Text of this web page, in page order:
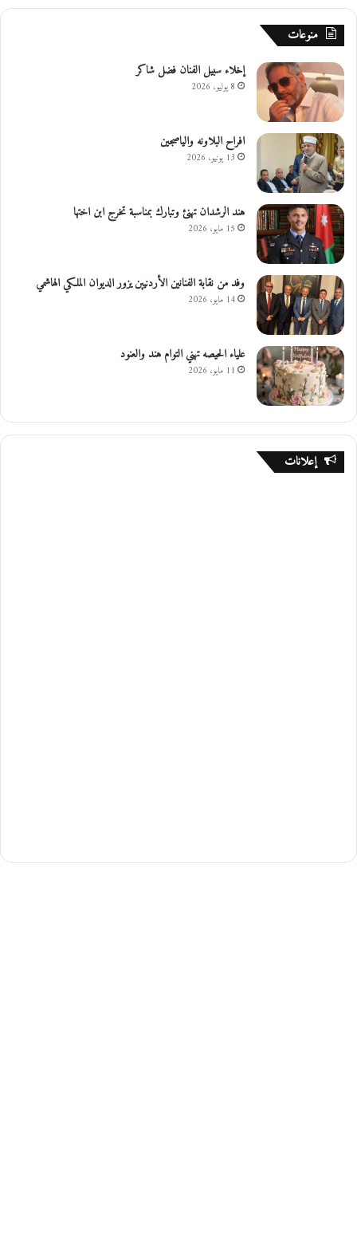
منوعات
إخلاء سبيل الفنان فضل شاكر
8 يوليو، 2026
افراح البلاونه والياصجين
13 يونيو، 2026
هند الرشدان تهنئ وتبارك بمناسبة تخرج ابن اختها
15 مايو، 2026
وفد من نقابة الفنانين الأردنيين يزور الديوان الملكي الهاشمي
14 مايو، 2026
علياء الحيصه تهني التوام هند والعنود
11 مايو، 2026
إعلانات